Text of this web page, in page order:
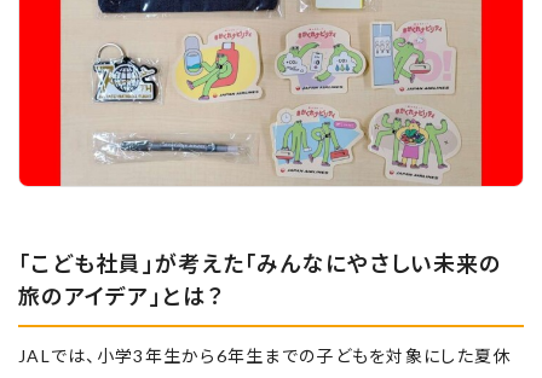
「こども社員」が考えた「みんなにやさしい未来の
旅のアイデア」とは？
JALでは、小学3年生から6年生までの子どもを対象にした夏休